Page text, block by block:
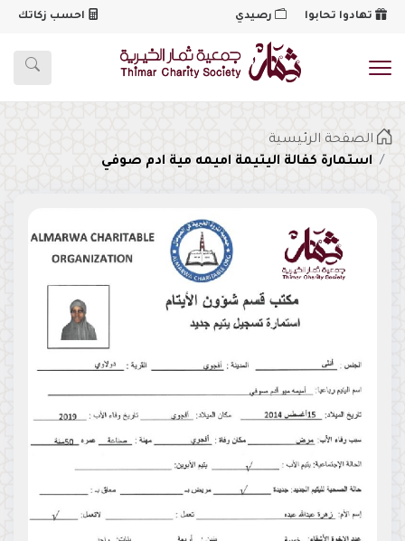
تهادوا تحابوا رصيدي احسب زكاتك
شعار
الصفحة الرئيسية
استمارة كفالة اليتيمة اميمه مية ادم صوفي